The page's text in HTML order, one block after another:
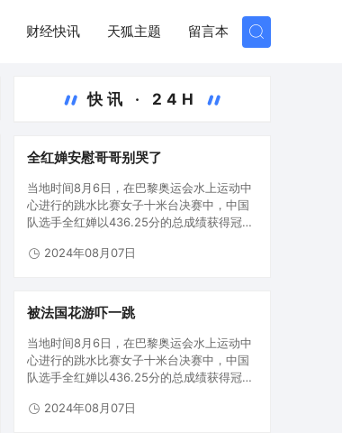
财经快讯 天狐主题 留言本
快讯 · 24H
全红婵安慰哥哥别哭了
当地时间8月6日，在巴黎奥运会水上运动中
心进行的跳水比赛女子十米台决赛中，中国
队选手全红婵以436.25分的总成绩获得冠
获得银牌。中国跳水队在本届奥运会已收获5
2024年08月07日
被法国花游吓一跳
当地时间8月6日，在巴黎奥运会水上运动中
心进行的跳水比赛女子十米台决赛中，中国
队选手全红婵以436.25分的总成绩获得冠
获得银牌。中国跳水队在本届奥运会已收获5
2024年08月07日